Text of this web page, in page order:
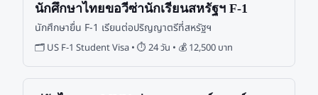
นักศึกษาไทยขอวีซ่านักเรียนสหรัฐฯ F-1
นักศึกษายื่น F-1 เรียนต่อปริญญาตรีที่สหรัฐฯ
🗂 US F-1 Student Visa • ⏱ 24 วัน • 💰 12,500 บาท